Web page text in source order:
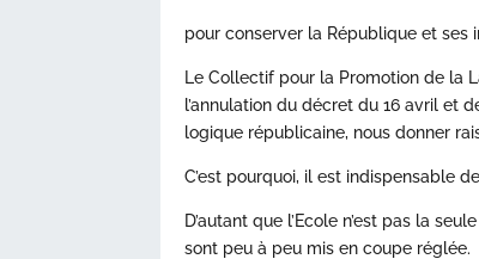
pour conserver la République et ses
Le Collectif pour la Promotion de la
l’annulation du décret du 16 avril et
logique républicaine, nous donner
C’est pourquoi, il est indispensable
D’autant que l’Ecole n’est pas la
sont peu à peu mis en coupe réglée.